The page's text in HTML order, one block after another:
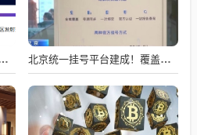
入轨，技术突破五大项，深入排查回收失败原因 北京统一挂号平台建成！覆盖近300家二三甲医院号源